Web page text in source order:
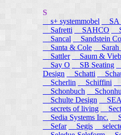
S
s+ systemmobel
SA
Safretti
SAHCO
Sancal
Sandstein
Santa & Cole
Sarah
Sattler
Saum &
Say O
SB Seating
Design
Schatti
Scherlin
Schiffini
Schonbuch
Schulte Design
secrets of living
Sedia Systems Inc.
Sefar
Segis